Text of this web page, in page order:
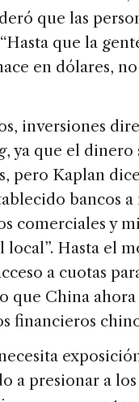
que las
que la
en dólares,
inversiones
, ya que el dinero
pero Kaplan
bancos
comerciales y
Hasta el
a cuotas
que China ahora
financieros
a presionar a los